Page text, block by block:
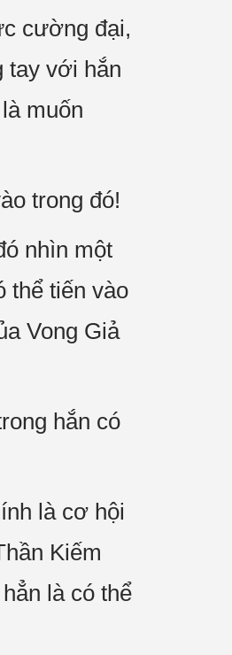
cường đại,
tay với hắn
muốn
trong đó!
nhìn một
thể tiến vào
Vong Giả
hắn có
là cơ hội
Kiếm
là có thể